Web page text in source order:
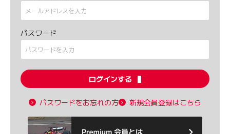
パスワード
ログインする
パスワードをお忘れの方 新規会員登録はこちら